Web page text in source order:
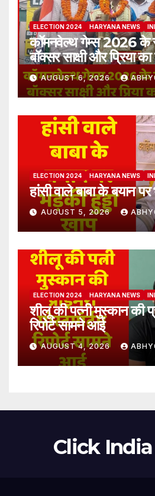
ELECTION 2024 HARYANA NEWS
कॉमनवेल्थ गेम्स 2026 के
बॉक्सर साक्षी और प्रिया
AUGUST 6, 2026
ELECTION 2024 HARYANA NEWS
हांसी वाले बाबा के बयान
AUGUST 5, 2026
ELECTION 2024 HARYANA NEWS
शीलू की पत्नी मुस्कान की
रिपोर्ट सामने आई
AUGUST 4, 2026
Click